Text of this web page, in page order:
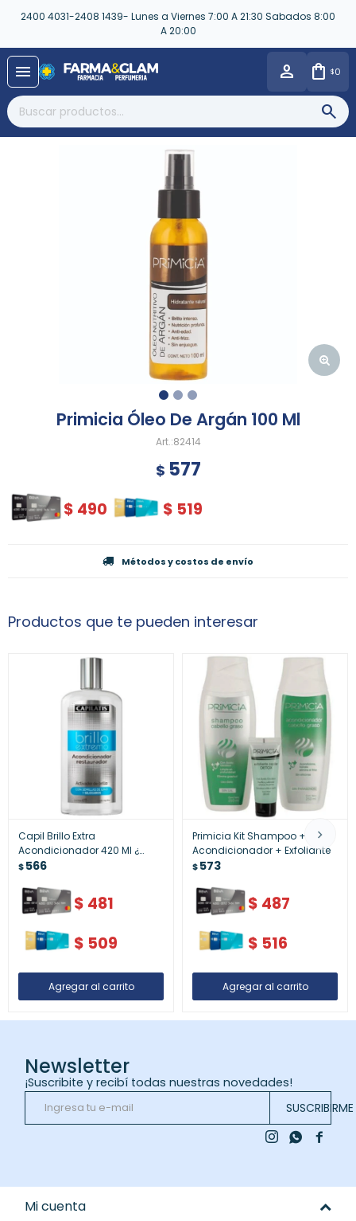
2400 4031-2408 1439- Lunes a Viernes 7:00 A 21:30 Sabados 8:00
A 20:00
menu $0
Primicia Óleo De Argán 100 Ml
82414
$ 577
$ 490 $ 519
Métodos y costos de envío
Productos que te pueden interesar
Capil Brillo Extra
Acondicionador 420 Ml ¿
Nutrición Cabello
$566
$ 481
$ 509
Primicia Kit Shampoo +
Acondicionador + Exfoliante
$573
$ 487
$ 516
Newsletter
¡Suscribite y recibí todas nuestras novedades!
SUSCRIBIRME

 
Mi cuenta